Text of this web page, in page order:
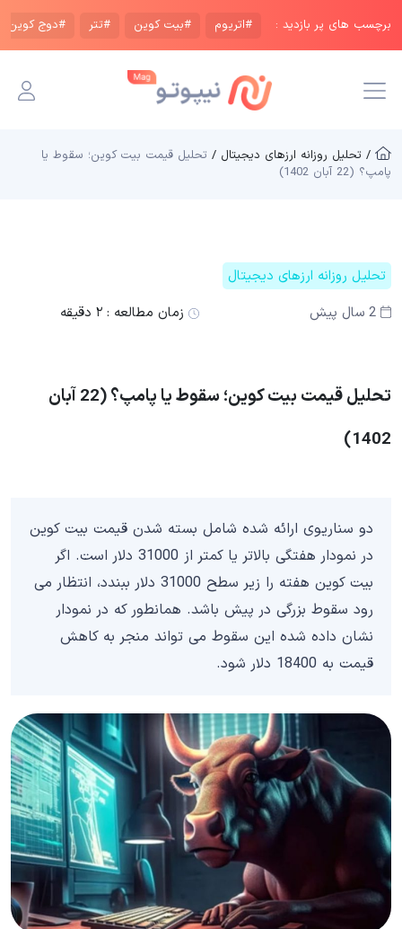
برچسب های پر بازدید : #اتریوم #بیت کوین #تتر #دوج کوین
/ تحلیل روزانه ارزهای دیجیتال / تحلیل قیمت بیت کوین؛ سقوط یا
پامپ؟ (22 آبان 1402)
تحلیل روزانه ارزهای دیجیتال
2 سال پیش
زمان مطالعه : ۲ دقیقه
تحلیل قیمت بیت کوین؛ سقوط یا پامپ؟ (22 آبان
1402)
دو سناریوی ارائه شده شامل بسته شدن قیمت بیت کوین
در نمودار هفتگی بالاتر یا کمتر از 31000 دلار است. اگر
بیت کوین هفته را زیر سطح 31000 دلار ببندد، انتظار می
رود سقوط بزرگی در پیش باشد. همانطور که در نمودار
نشان داده شده این سقوط می تواند منجر به کاهش
قیمت به 18400 دلار شود.